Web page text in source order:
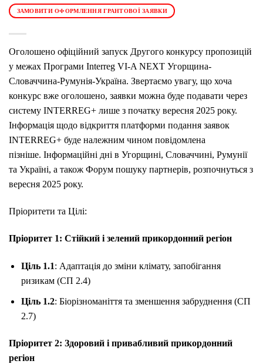
ЗАМОВИТИ ОФОРМЛЕННЯ ГРАНТОВОЇ ЗАЯВКИ
Оголошено офіційний запуск Другого конкурсу пропозицій
у межах Програми Interreg VI-A NEXT Угорщина-
Словаччина-Румунія-Україна. Звертаємо увагу, що хоча
конкурс вже оголошено, заявки можна буде подавати через
систему INTERREG+ лише з початку вересня 2025 року.
Інформація щодо відкриття платформи подання заявок
INTERREG+ буде належним чином повідомлена
пізніше. Інформаційні дні в Угорщині, Словаччині, Румунії
та Україні, а також Форум пошуку партнерів, розпочнуться з
вересня 2025 року.
Пріоритети та Цілі:
Пріоритет 1: Стійкий і зелений прикордонний регіон
Ціль 1.1: Адаптація до зміни клімату, запобігання
ризикам (СП 2.4)
Ціль 1.2: Біорізноманіття та зменшення забруднення (СП
2.7)
Пріоритет 2: Здоровий і привабливий прикордонний
регіон